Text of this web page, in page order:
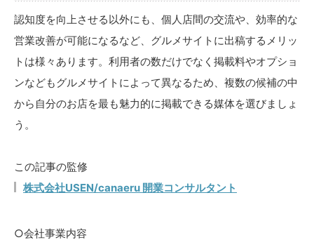
認知度を向上させる以外にも、個人店間の交流や、効率的な
営業改善が可能になるなど、グルメサイトに出稿するメリッ
トは様々あります。利用者の数だけでなく掲載料やオプショ
ンなどもグルメサイトによって異なるため、複数の候補の中
から自分のお店を最も魅力的に掲載できる媒体を選びましょ
う。
この記事の監修
株式会社USEN/canaeru 開業コンサルタント
○会社事業内容